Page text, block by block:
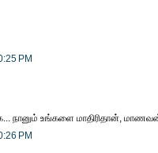
PM
நானும் உங்களை மாதிரிதான்,
PM